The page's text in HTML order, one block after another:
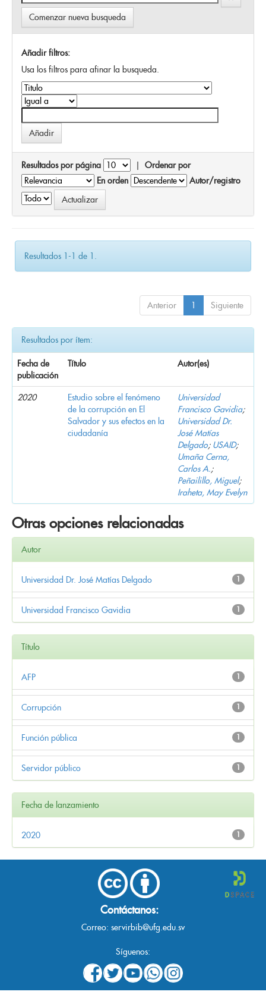
Comenzar nueva busqueda
Añadir filtros:
Usa los filtros para afinar la busqueda.
Resultados por página | Ordenar por
En orden
Autor/registro
Resultados 1-1 de 1.
Anterior 1 Siguiente
Resultados por ítem:
Fecha de
publicación
Título Autor(es)
2020
Estudio sobre el fenómeno
de la corrupción en El
Salvador y sus efectos en la
ciudadanía
Universidad
Francisco Gavidia;
Universidad Dr.
José Matías
Delgado; USAID;
Umaña Cerna,
Carlos A.;
Peñailillo, Miguel;
Iraheta, May Evelyn
Otras opciones relacionadas
Autor
1
Universidad Dr. José Matías Delgado
1
Universidad Francisco Gavidia
Título
1
AFP
1
Corrupción
1
Función pública
1
Servidor público
Fecha de lanzamiento
1
2020
Contáctanos:
Correo: servirbib@ufg.edu.sv
Síguenos: